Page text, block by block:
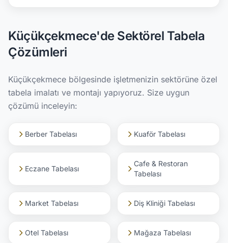
Küçükçekmece'de Sektörel Tabela
Çözümleri
Küçükçekmece bölgesinde işletmenizin sektörüne özel
tabela imalatı ve montajı yapıyoruz. Size uygun
çözümü inceleyin:
Berber Tabelası Kuaför Tabelası
Eczane Tabelası
Cafe & Restoran
Tabelası
Market Tabelası Diş Kliniği Tabelası
Otel Tabelası Mağaza Tabelası